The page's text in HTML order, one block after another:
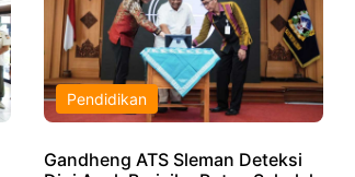
Pendidikan
Gandheng ATS Sleman Deteksi